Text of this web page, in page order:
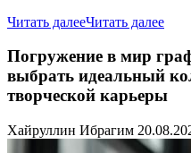
Читать далееЧитать далее
Погружение в мир
выбрать идеальный
творческой карьеры
Хайруллин Ибрагим